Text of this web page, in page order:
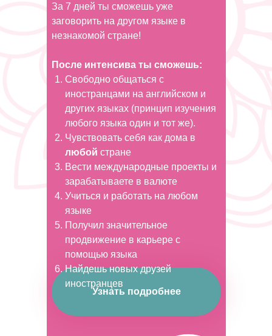
Узнать подробнее
За 7 дней ты сможешь уже
заговорить на другом языке в
незнакомой стране!
После интенсива ты сможешь:
Свободно общаться с
иностранцами на английском и
других языках (принцип изучения
любого языка один и тот же).
Чувствовать себя как дома в
любой стране
Вести международные проекты и
зарабатываете в валюте
Учиться и работать на любом
языке
Получил значительное
продвижение в карьере с
помощью языка
Найдешь новых друзей
иностранцев